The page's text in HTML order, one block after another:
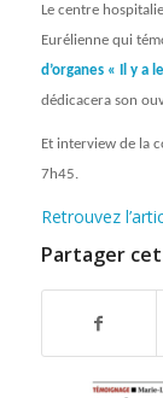
Le centre
Eurélienne qui
d’organes « Il y a
dédicacera son
Et interview de la
7h45.
Retrouvez
Partager